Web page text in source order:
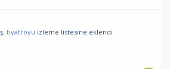
, tiyatroyu izleme listesine eklendi